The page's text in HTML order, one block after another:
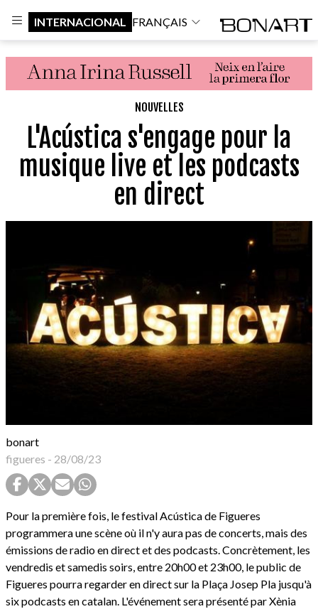
INTERNACIONAL FRANÇAIS
NOUVELLES
L'Acústica s'engage pour la
musique live et les podcasts
en direct
bonart
figueres - 28/08/23
Pour la première fois, le festival Acústica de Figueres
programmera une scène où il n'y aura pas de concerts, mais des
émissions de radio en direct et des podcasts. Concrètement, les
vendredis et samedis soirs, entre 20h00 et 23h00, le public de
Figueres pourra regarder en direct sur la Plaça Josep Pla jusqu'à
six podcasts en catalan. L'événement sera présenté par Xènia